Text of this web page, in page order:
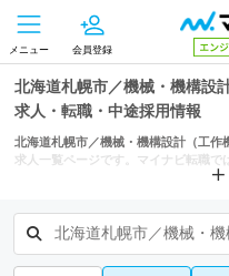
メニュー 会員登録
北海道札幌市／機械・機構設
求人・転職・中途採用情報
北海道札幌市／機械・機構設計（工作
求人一覧ページです。マイナビ転職で
報を北海道の市区町村からも探せます